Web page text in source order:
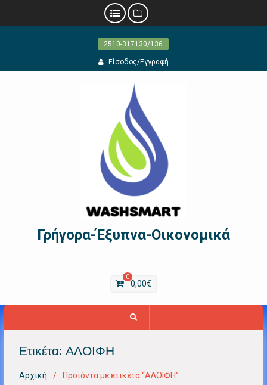
2510-317130/136
Είσοδος/Εγγραφή
Γρήγορα-Έξυπνα-Οικονομικά
0
0,00€
Ετικέτα: ΑΛΟΙΦΗ
Αρχική Προϊόντα με ετικέτα “ΑΛΟΙΦΗ”